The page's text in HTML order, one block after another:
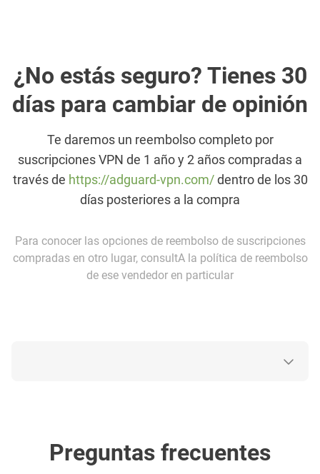
¿No estás seguro? Tienes 30
días para cambiar de opinión
Te daremos un reembolso completo por
suscripciones VPN de 1 año y 2 años compradas a
través de https://adguard-vpn.com/dentro de los 30
días posteriores a la compra
Para conocer las opciones de reembolso de suscripciones
compradas en otro lugar, consultA la política de reembolso
de ese vendedor en particular
Preguntas frecuentes